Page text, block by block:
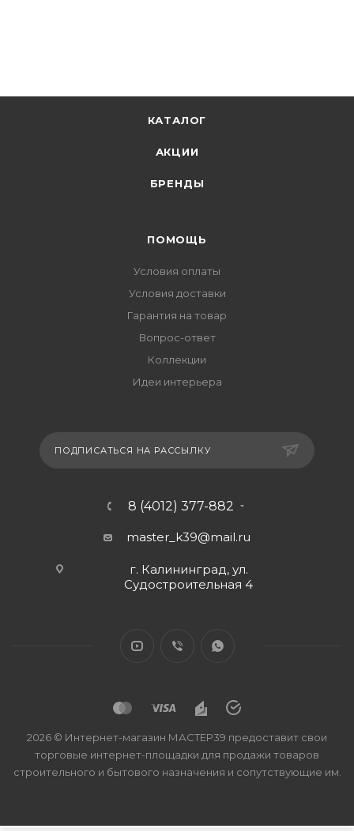
КАТАЛОГ
АКЦИИ
БРЕНДЫ
ПОМОЩЬ
Условия оплаты
Условия доставки
Гарантия на товар
Вопрос-ответ
Коллекции
Идеи интерьера
ПОДПИСАТЬСЯ НА РАССЫЛКУ
8 (4012) 377-882
master_k39@mail.ru
г. Калининград, ул.
Судостроительная 4
2026 © Интернет-магазин МАСТЕР39 предоставит свои
торговые интернет-площадки для продажи товаров
строительного и бытового назначения и сопутствующие им.